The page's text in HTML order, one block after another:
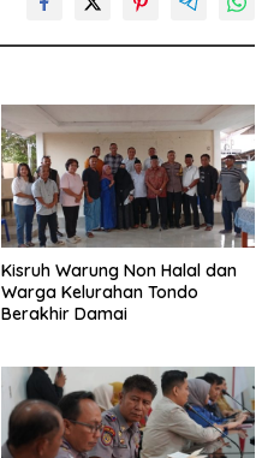
Kisruh Warung Non Halal dan
Warga Kelurahan Tondo
Berakhir Damai